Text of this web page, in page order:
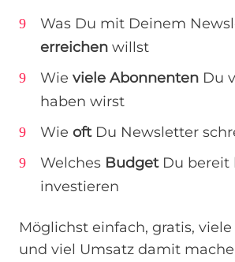
Was Du mit Deinem
erreichenwillst
Wieviele Abonnenten Du
haben wirst
Wieoft Du Newsletter
Welches Budget Du bereit
investieren
Möglichst einfach, gratis,
und viel Umsatz damit